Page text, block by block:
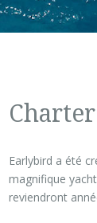
Earlybird a été
magnifique
reviendront